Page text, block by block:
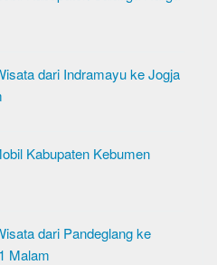
dari Indramayu ke Jogja
Kabupaten Kebumen
dari Pandeglang ke
Malam